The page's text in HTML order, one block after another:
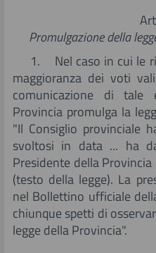
Promulgazione della
1. Nel caso in cui le
maggioranza dei voti
comunicazione di tale
Provincia promulga la
"Il Consiglio provinciale
svoltosi in data ... ha
Presidente della
(testo della legge). La
nel Bollettino ufficiale
chiunque spetti di
legge della Provincia".